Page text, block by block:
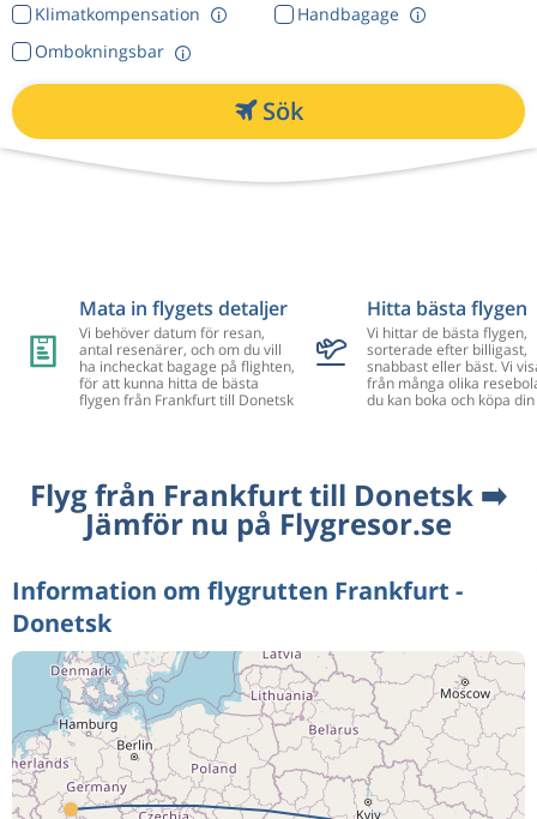
Klimatkompensation
Ombokningsbar
Handbagage
Sök
Mata in flygets detaljer
Vi behöver datum för resan,
antal resenärer, och om du vill
ha incheckat bagage på flighten,
för att kunna hitta de bästa
flygen från Frankfurt till Donetsk
Hitta bästa flygen
Vi hittar de bästa flygen,
sorterade efter billigast,
snabbast eller bäst. Vi
från många olika
du kan boka och köpa
Flyg från Frankfurt till Donetsk ➡️
Jämför nu på Flygresor.se
Information om flygrutten Frankfurt -
Donetsk